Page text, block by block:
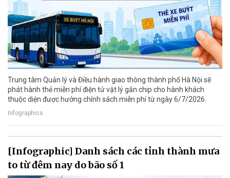
Trung tâm Quản lý và Điều hành giao thông thành phố Hà Nội sẽ
phát hành thẻ miễn phí điện tử vật lý gắn chip cho hành khách
thuộc diện được hưởng chính sách miễn phí từ ngày 6/7/2026.
Infographics
[Infographic] Danh sách các tỉnh thành mưa
to từ đêm nay do bão số 1